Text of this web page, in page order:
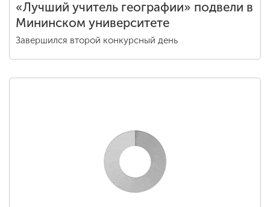
«Лучший учитель географии» подвели в
Мининском университете
Завершился второй конкурсный день